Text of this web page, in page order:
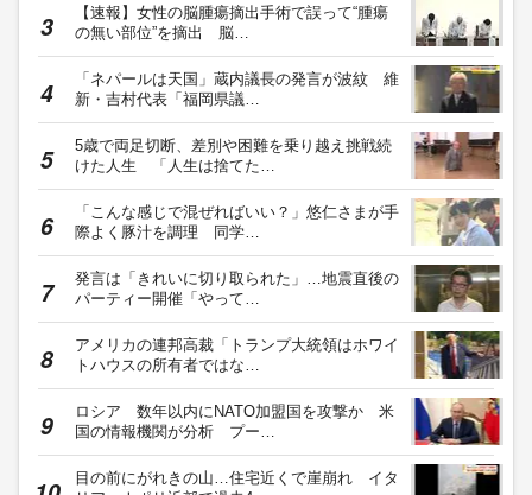
【速報】女性の脳腫瘍摘出手術で誤って“腫瘍
の無い部位”を摘出 脳…
「ネパールは天国」蔵内議長の発言が波紋 維
新・吉村代表「福岡県議…
5歳で両足切断、差別や困難を乗り越え挑戦続
けた人生 「人生は捨てた…
「こんな感じで混ぜればいい？」悠仁さまが手
際よく豚汁を調理 同学…
発言は「きれいに切り取られた」…地震直後の
パーティー開催「やって…
アメリカの連邦高裁「トランプ大統領はホワイ
トハウスの所有者ではな…
ロシア 数年以内にNATO加盟国を攻撃か 米
国の情報機関が分析 プー…
目の前にがれきの山…住宅近くで崖崩れ イタ